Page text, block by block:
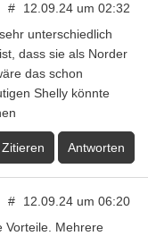
# 12.09.24 um 02:32
unterschiedlich
dass sie als Norder
das schon
Shelly könnte
Zitieren Antworten
# 12.09.24 um 06:20
Vorteile. Mehrere